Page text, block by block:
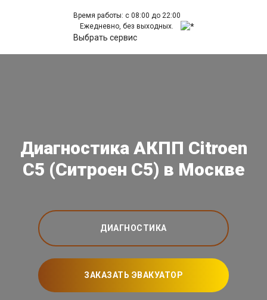
Время работы: с 08:00 до 22:00
Ежедневно, без выходных.
Выбрать сервис
Диагностика АКПП Citroen
C5 (Ситроен С5) в Москве
ДИАГНОСТИКА
ЗАКАЗАТЬ ЭВАКУАТОР